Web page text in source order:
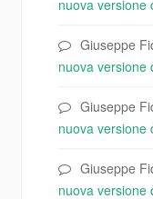
nuova versione
Giuseppe
nuova versione
Giuseppe
nuova versione
Giuseppe
nuova versione